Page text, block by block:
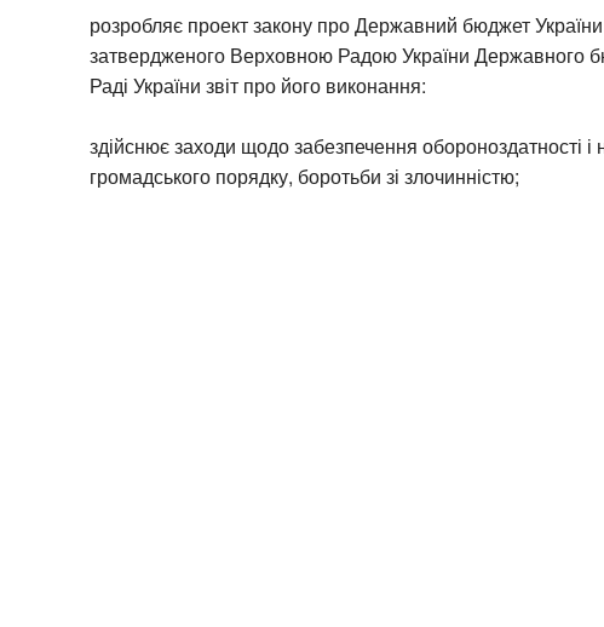
розробляє проект закону про Державний бюджет
затвердженого Верховною Радою України Державного
Раді України звіт про його виконання:
здійснює заходи щодо забезпечення обороноздатності і
громадського порядку, боротьби зі злочинністю;